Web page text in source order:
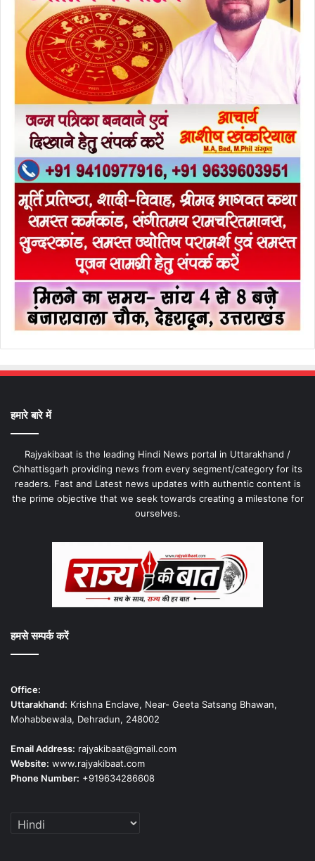
हमारे बारे में
Rajyakibaat is the leading Hindi News portal in Uttarakhand /
Chhattisgarh providing news from every segment/category for its
readers. Fast and Latest news updates with authentic content is
the prime objective that we seek towards creating a milestone for
ourselves.
हमसे सम्पर्क करें
Office:
Uttarakhand: Krishna Enclave, Near- Geeta Satsang Bhawan,
Mohabbewala, Dehradun, 248002
Email Address: rajyakibaat@gmail.com
Website: www.rajyakibaat.com
Phone Number: +919634286608